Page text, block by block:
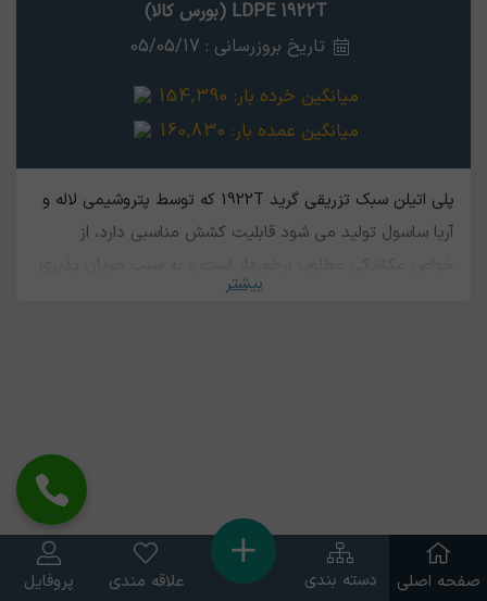
LDPE 1922T (بورس کالا)
تاریخ بروزرسانی : 05/05/17
میانگین خرده بار: 154,390
میانگین عمده بار: 160,830
پلی اتیلن سبک تزریقی گرید 1922T که توسط پتروشیمی لاله و
آریا ساسول تولید می شود قابلیت کشش مناسبی دارد، از
بیشتر
صفحه اصلی دسته بندی علاقه مندی پروفایل